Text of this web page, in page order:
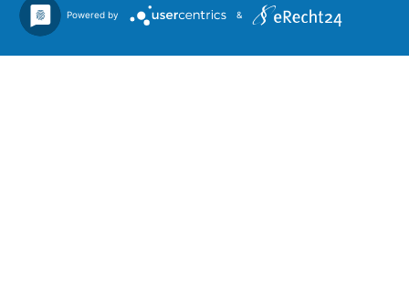
Powered by &